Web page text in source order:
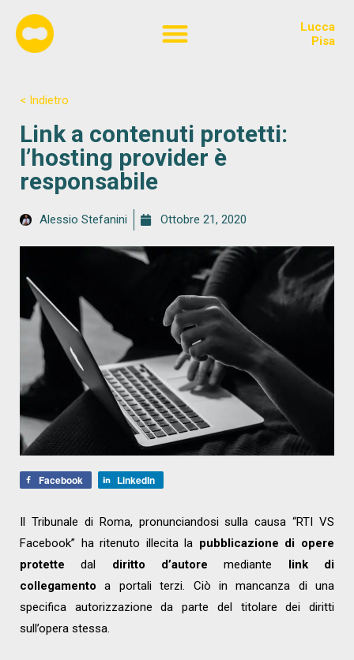
Lucca
Pisa
< Indietro
Link a contenuti protetti:
l’hosting provider è
responsabile
Alessio Stefanini Ottobre 21, 2020
Facebook LinkedIn
Il Tribunale di Roma, pronunciandosi sulla causa “RTI VS
Facebook” ha ritenuto illecita la pubblicazione di opere
protette dal diritto d’autore mediante
link di
collegamento a portali terzi. Ciò in mancanza di una
specifica autorizzazione da parte del titolare dei diritti
sull’opera stessa.